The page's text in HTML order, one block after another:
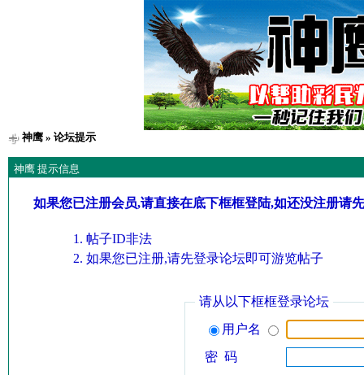
神鹰» 论坛提示
神鹰 提示信息
如果您已注册会员,请直接在底下框框登陆,如还没注册请
帖子ID非法
如果您已注册,请先登录论坛即可游览帖子
请从以下框框登录论坛
用户名
密 码